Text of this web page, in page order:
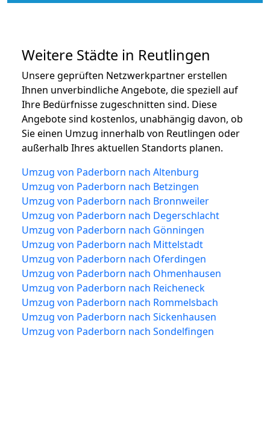
Weitere Städte in Reutlingen
Unsere geprüften Netzwerkpartner erstellen
Ihnen unverbindliche Angebote, die speziell auf
Ihre Bedürfnisse zugeschnitten sind. Diese
Angebote sind kostenlos, unabhängig davon, ob
Sie einen Umzug innerhalb von Reutlingen oder
außerhalb Ihres aktuellen Standorts planen.
Umzug von Paderborn nach Altenburg
Umzug von Paderborn nach Betzingen
Umzug von Paderborn nach Bronnweiler
Umzug von Paderborn nach Degerschlacht
Umzug von Paderborn nach Gönningen
Umzug von Paderborn nach Mittelstadt
Umzug von Paderborn nach Oferdingen
Umzug von Paderborn nach Ohmenhausen
Umzug von Paderborn nach Reicheneck
Umzug von Paderborn nach Rommelsbach
Umzug von Paderborn nach Sickenhausen
Umzug von Paderborn nach Sondelfingen